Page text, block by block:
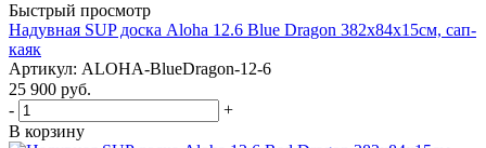
Быстрый просмотр
Надувная SUP доска Aloha 12.6 Blue Dragon 382x84x15см, сап-
каяк
Артикул: ALOHA-BlueDragon-12-6
25 900 руб.
-
+
В корзину